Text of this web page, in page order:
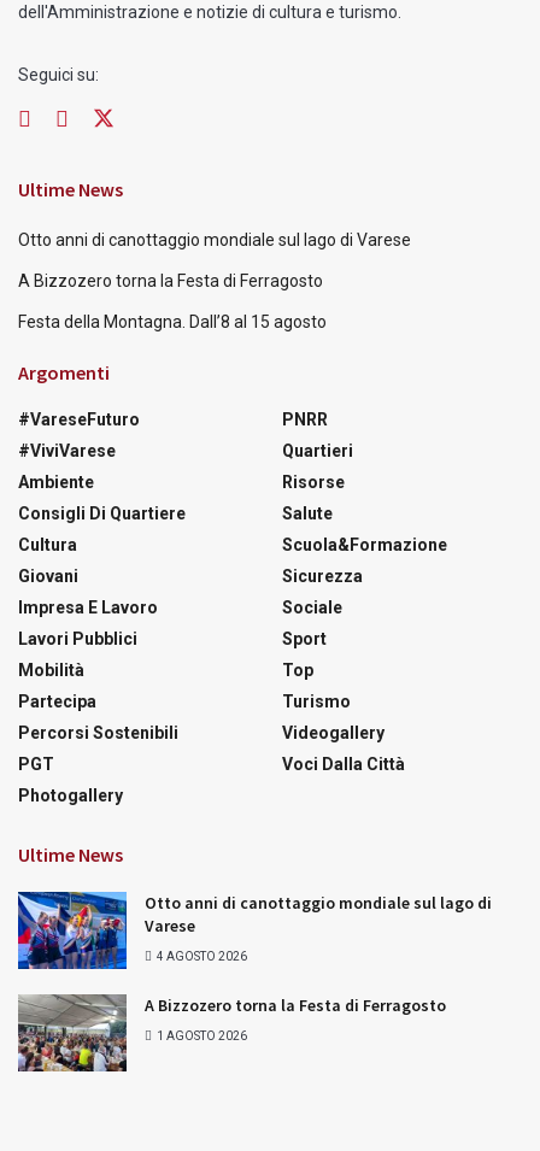
dell'Amministrazione e notizie di cultura e turismo.
Seguici su:
Ultime News
Otto anni di canottaggio mondiale sul lago di Varese
A Bizzozero torna la Festa di Ferragosto
Festa della Montagna. Dall’8 al 15 agosto
Argomenti
#VareseFuturo
#ViviVarese
Ambiente
Consigli Di Quartiere
Cultura
Giovani
Impresa E Lavoro
Lavori Pubblici
Mobilità
Partecipa
Percorsi Sostenibili
PGT
Photogallery
PNRR
Quartieri
Risorse
Salute
Scuola&Formazione
Sicurezza
Sociale
Sport
Top
Turismo
Videogallery
Voci Dalla Città
Ultime News
Otto anni di canottaggio mondiale sul lago di
Varese
4 AGOSTO 2026
A Bizzozero torna la Festa di Ferragosto
1 AGOSTO 2026